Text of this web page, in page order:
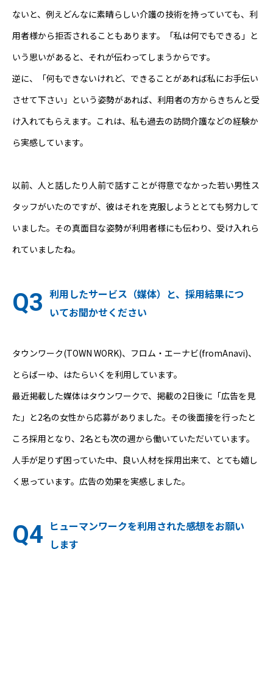
ないと、例えどんなに素晴らしい介護の技術を持っていても、利
用者様から拒否されることもあります。「私は何でもできる」と
いう思いがあると、それが伝わってしまうからです。
逆に、「何もできないけれど、できることがあれば私にお手伝い
させて下さい」という姿勢があれば、利用者の方からきちんと受
け入れてもらえます。これは、私も過去の訪問介護などの経験か
ら実感しています。
以前、人と話したり人前で話すことが得意でなかった若い男性ス
タッフがいたのですが、彼はそれを克服しようととても努力して
いました。その真面目な姿勢が利用者様にも伝わり、受け入れら
れていましたね。
利用したサービス（媒体）と、採用結果につ
いてお聞かせください
タウンワーク(TOWN WORK)、フロム・エーナビ(fromAnavi)、
とらばーゆ、はたらいくを利用しています。
最近掲載した媒体はタウンワークで、掲載の2日後に「広告を見
た」と2名の女性から応募がありました。その後面接を行ったと
ころ採用となり、2名とも次の週から働いていただいています。
人手が足りず困っていた中、良い人材を採用出来て、とても嬉し
く思っています。広告の効果を実感しました。
ヒューマンワークを利用された感想をお願い
します